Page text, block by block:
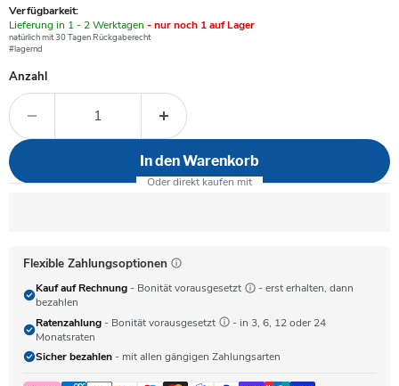
Verfügbarkeit:
Verfügbar
-
Lieferung in 1 - 2 Werktagen - nur noch 1 auf Lager
natürlich mit 30 Tagen Rückgaberecht
#lagernd
Anzahl
In den Warenkorb
Flexible Zahlungsoptionen
Kauf auf Rechnung - Bonität vorausgesetzt
- erst erhalten, dann
bezahlen
Ratenzahlung - Bonität vorausgesetzt
- in 3, 6, 12 oder 24
Monatsraten
Sicher bezahlen - mit allen gängigen Zahlungsarten